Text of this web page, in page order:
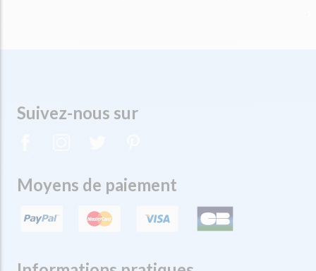
Suivez-nous sur
Moyens de paiement